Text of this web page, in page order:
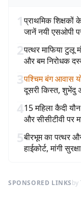
1प्राथमिक शिक्षकों
जानें नयी एसओपी
2पत्थर माफिया
और बम निरोधक
3पश्चिम बंग आवास
दूसरी किस्त, शुभेंदु
415 महिला कैदी
और सीसीटीवी पर
5बीरभूम का पत्थर
हाईकोर्ट, मांगी सुरक्षा
SPONSORED LINKSby